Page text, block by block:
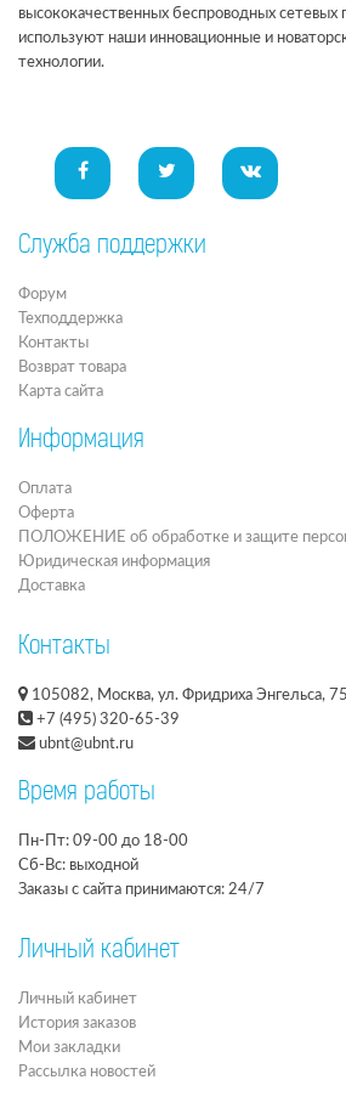
высококачественных беспроводных сетевых
используют наши инновационные и
технологии.
Служба поддержки
Форум
Техподдержка
Контакты
Возврат товара
Карта сайта
Информация
Оплата
Оферта
ПОЛОЖЕНИЕ об обработке и защите
Юридическая информация
Доставка
Контакты
105082, Москва, ул. Фридриха Энгельса,
+7 (495) 320-65-39
ubnt@ubnt.ru
Время работы
Пн-Пт: 09-00 до 18-00
Сб-Вс: выходной
Заказы с сайта принимаются: 24/7
Личный кабинет
Личный кабинет
История заказов
Мои закладки
Рассылка новостей